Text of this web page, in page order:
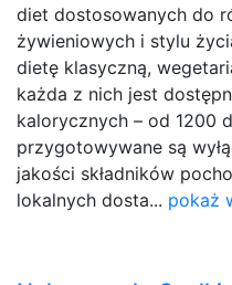
diet dostosowanych do
żywieniowych i stylu
dietę klasyczną,
każda z nich jest
kalorycznych – od 1200
przygotowywane są
jakości składników
lokalnych dosta... pokaż